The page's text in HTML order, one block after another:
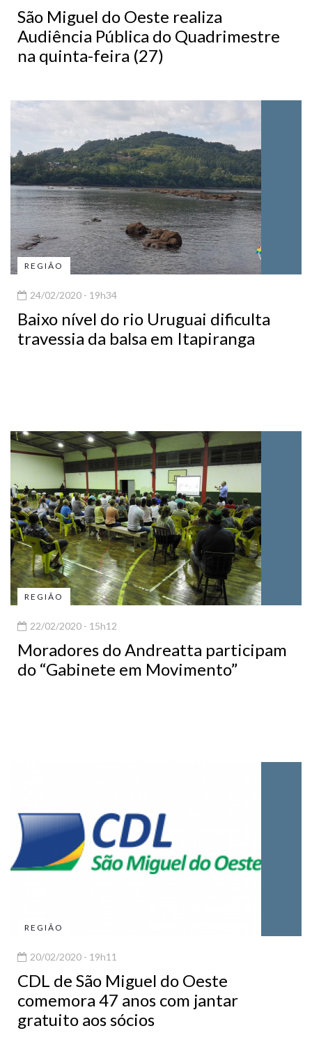
São Miguel do Oeste realiza
Audiência Pública do Quadrimestre
na quinta-feira (27)
REGIÃO
24/02/2020 - 19h34
Baixo nível do rio Uruguai dificulta
travessia da balsa em Itapiranga
REGIÃO
22/02/2020 - 15h12
Moradores do Andreatta participam
do “Gabinete em Movimento”
REGIÃO
20/02/2020 - 19h11
CDL de São Miguel do Oeste
comemora 47 anos com jantar
gratuito aos sócios